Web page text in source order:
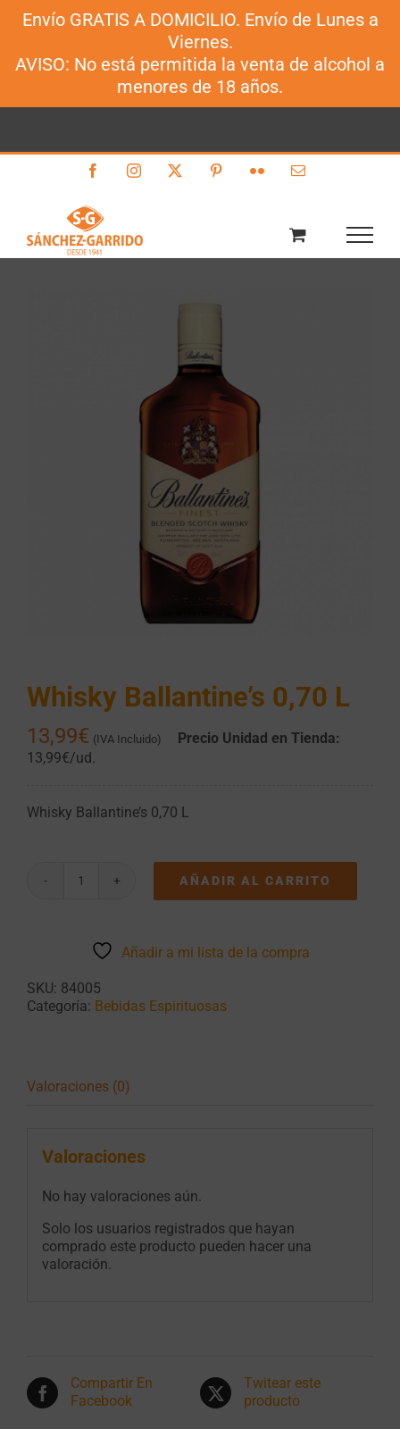
Envío GRATIS A DOMICILIO. Envío de Lunes a
Viernes.
AVISO: No está permitida la venta de alcohol a
menores de 18 años.
FacebookInstagram PinterestFlickr Correo
Whisky Ballantine’s 0,70 L
13,99€ (IVA Incluido)
Precio Unidad en Tienda:
13,99€/ud.
Whisky Ballantine’s 0,70 L
Whisky
cantidad
AÑADIR AL CARRITO
Añadir a mi lista de la compra
SKU: 84005
Categoría: Bebidas Espirituosas
Valoraciones (0)
Valoraciones
No hay valoraciones aún.
Solo los usuarios registrados que hayan
comprado este producto pueden hacer una
valoración.
Compartir En
Facebook
Twitear este
producto
Sánchez-Garrido